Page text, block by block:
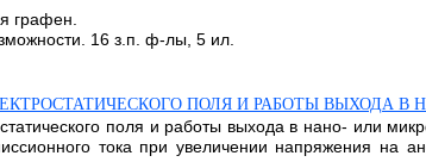
графен.
16 з.п. ф-лы, 5 ил.
ПОЛЯ И РАБОТЫ ВЫХОДА
поля и работы выхода в нано- или
тока при увеличении напряжения на